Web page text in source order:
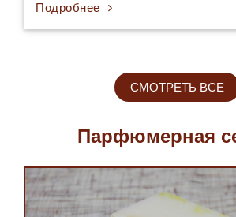
Подробнее
СМОТРЕТЬ ВСЕ
Парфюмерная